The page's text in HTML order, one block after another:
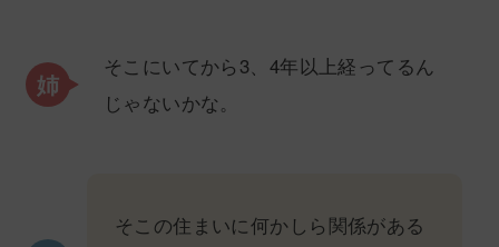
そこにいてから3、4年以上経ってるん
じゃないかな。
そこの住まいに何かしら関係がある